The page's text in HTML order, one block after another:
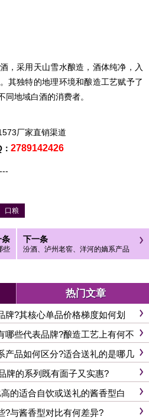
，采用天山雪水酿造，酒体纯净，入
其独特的地理环境和酿造工艺赋予了
地域白酒的消费者。
厂家直销渠道
2789142426
口粮
条
些
?
下一条
汾酒、泸州老窖、洋河的嫡系产品
如何区分?适合送礼的是哪几款?
热门文章
牌?其核心单品价格梯度如何划
哪些代表品牌?酿造工艺上有何不
产品如何区分?适合送礼的是哪几
牌的系列既有面子又实惠?
的适合自饮或送礼的酱香型白
?与酱香型对比有何差异?